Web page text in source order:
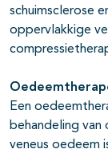
schuimsclerose
oppervlakkige
Een
behandeling van
veneus oedeem